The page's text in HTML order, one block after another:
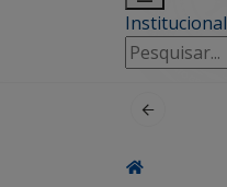
Institucional
Pesquisar
por: